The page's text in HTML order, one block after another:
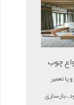
چوب
یا تعمیر
، بازسازی